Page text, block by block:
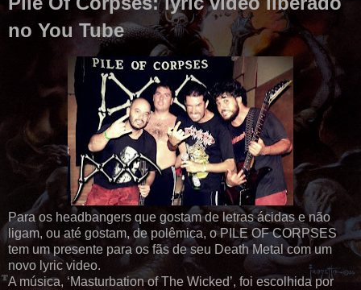
no You Tube
Para os headbangers que gostam de letras ácidas e não
ligam, ou até gostam, de polêmica, o PILE OF CORPSES
tem um presente para os fãs de seu Death Metal com um
novo lyric video.
A música, ‘Masturbation of The Wicked’, foi escolhida por